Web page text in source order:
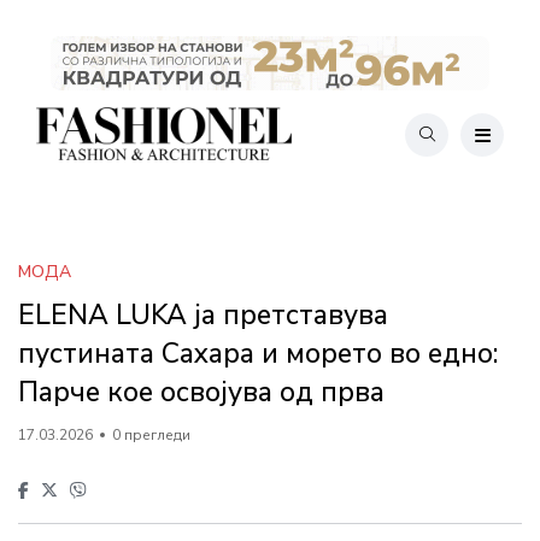
МОДА
ELENA LUKA ја претставува
пустината Сахара и морето во едно:
Парче кое освојува од прва
17.03.2026 0 прегледи